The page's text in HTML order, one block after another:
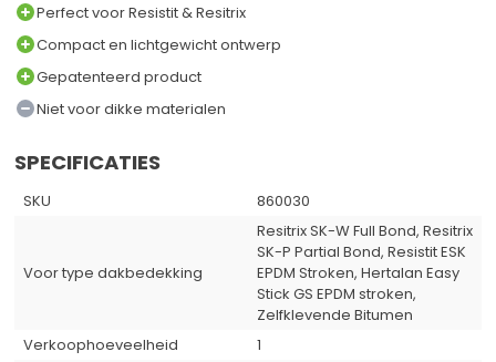
Perfect voor Resistit & Resitrix
Compact en lichtgewicht ontwerp
Gepatenteerd product
Niet voor dikke materialen
SPECIFICATIES
SKU 860030
Voor type dakbedekking
Resitrix SK-W Full Bond, Resitrix
SK-P Partial Bond, Resistit ESK
EPDM Stroken, Hertalan Easy
Stick GS EPDM stroken,
Zelfklevende Bitumen
Verkoophoeveelheid
1